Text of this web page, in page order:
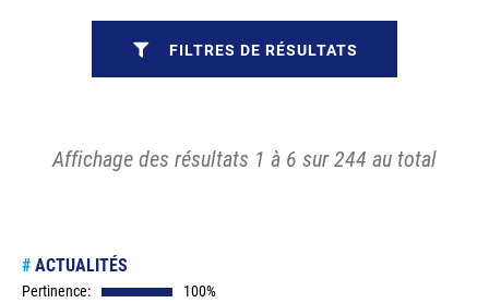
Affichage des résultats 1 à 6 sur 244 au total
# ACTUALITÉS
Pertinence: 100%
FILTRES DE RÉSULTATS